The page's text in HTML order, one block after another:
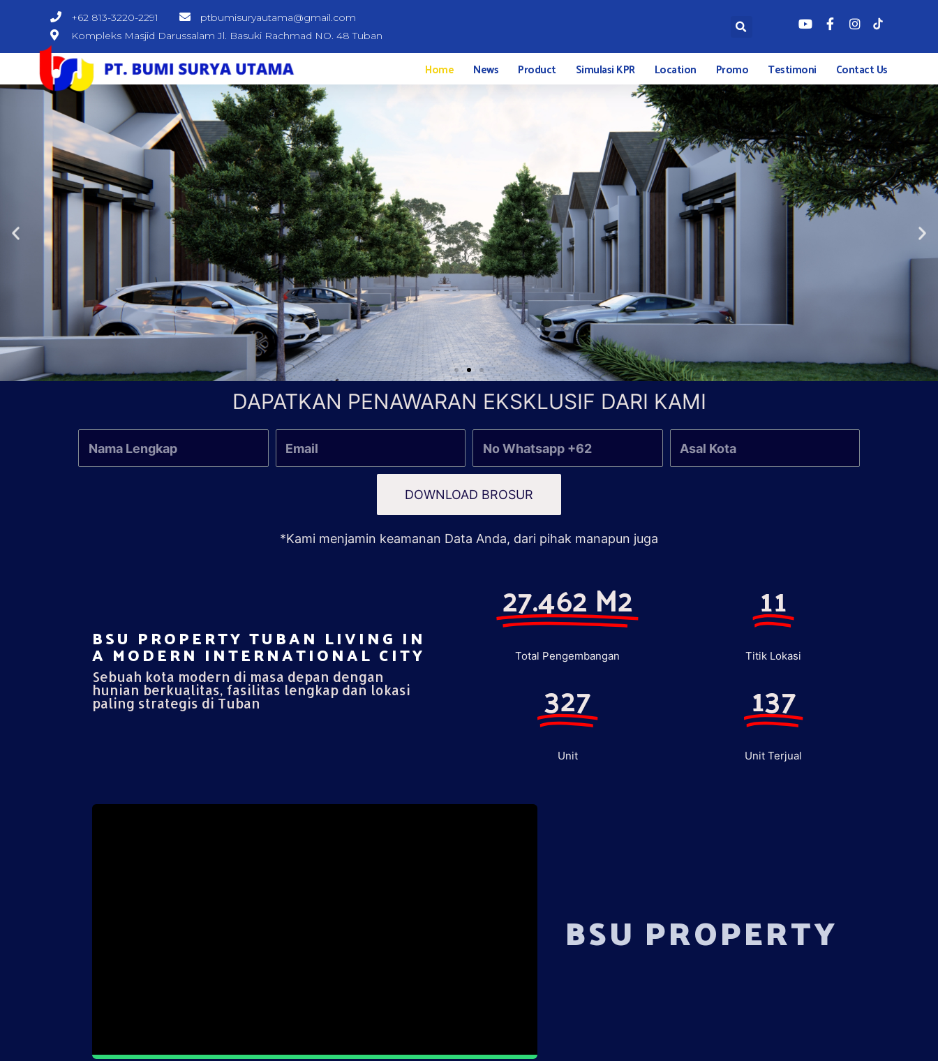
+62 813-3220-2291
ptbumisuryautama@gmail.com
Kompleks Masjid Darussalam Jl. Basuki Rachmad NO. 48 Tuban
Home News Product Simulasi KPR Location Promo Testimoni Contact Us
DAPATKAN PENAWARAN EKSKLUSIF DARI KAMI
DOWNLOAD BROSUR
*Kami menjamin keamanan Data Anda, dari pihak manapun juga
BSU PROPERTY TUBAN LIVING IN
A MODERN INTERNATIONAL CITY​
Sebuah kota modern di masa depan dengan
hunian berkualitas, fasilitas lengkap dan lokasi
paling strategis di Tuban
27.462 M2
Total Pengembangan
327
Unit
11
Titik Lokasi
137
Unit Terjual
BSU PROPERTY